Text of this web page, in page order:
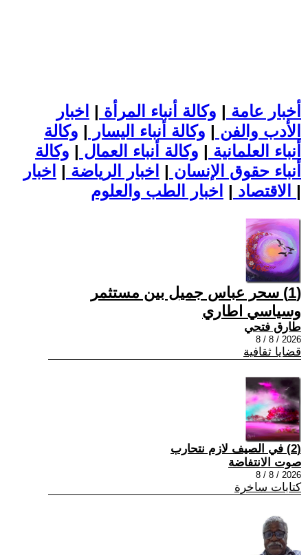
أخبار عامة | وكالة أنباء المرأة | اخبار
الأدب والفن | وكالة أنباء اليسار | وكالة
أنباء العلمانية | وكالة أنباء العمال | وكالة
أنباء حقوق الإنسان | اخبار الرياضة | اخبار
الاقتصاد | |
(1) سحر عباس جميل بين مستثمر
وسياسي اطاري
طارق فتحي
2026 / 8 / 8
قضايا ثقافية
(2) في الصيف لازم نتحارب
صوت الانتفاضة
2026 / 8 / 8
كتابات ساخرة